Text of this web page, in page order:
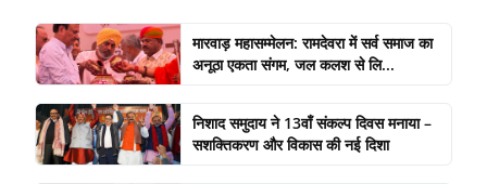
मारवाड़ महासम्मेलन: रामदेवरा में सर्व समाज का
अनूठा एकता संगम, जल कलश से लि...
निशाद समुदाय ने 13वाँ संकल्प दिवस मनाया –
सशक्तिकरण और विकास की नई दिशा